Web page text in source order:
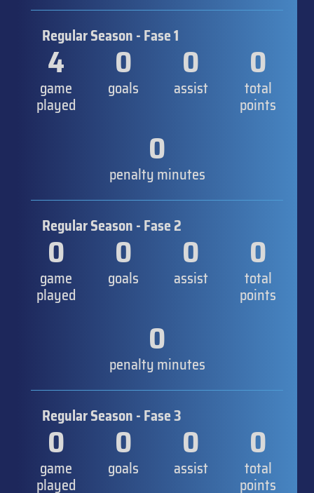
Regular Season - Fase 1
4
game
played
0
goals
0
assist
0
total
points
0
penalty minutes
Regular Season - Fase 2
0
game
played
0
goals
0
assist
0
total
points
0
penalty minutes
Regular Season - Fase 3
0
game
played
0
goals
0
assist
0
total
points